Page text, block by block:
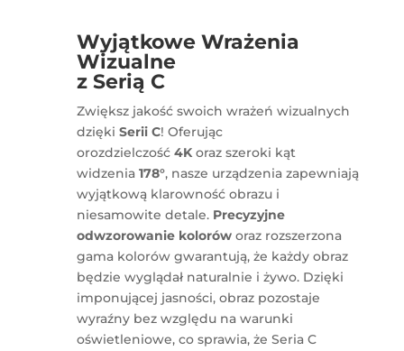
Wyjątkowe Wrażenia
Wizualne
z Serią C
Zwiększ jakość swoich wrażeń wizualnych
dziękiSerii C! Oferując
orozdzielczość4Koraz szeroki kąt
widzenia 178°, nasze urządzenia zapewniają
wyjątkową klarowność obrazu i
niesamowite detale. Precyzyjne
odwzorowanie kolorów oraz rozszerzona
gama kolorów gwarantują, że każdy obraz
będzie wyglądał naturalnie i żywo. Dzięki
imponującej jasności, obraz pozostaje
wyraźny bez względu na warunki
oświetleniowe, co sprawia, że Seria C